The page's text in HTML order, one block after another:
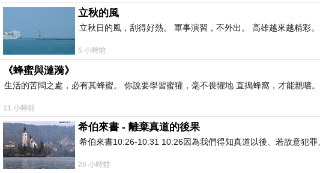
立秋的風
立秋日的風，刮得好熱。 軍事演習，不外出。 高雄越來越精彩
5 小時前
《蜂蜜與漣漪》
生活的苦悶之處，必有其蜂蜜。 你說要學習蜜獾，毫不畏懼地 直搗蜂窩，才能親嚐
11 小時前
希伯來書 - 離棄真道的後果
希伯來書10:26-10:31 10:26因為我們得知真道以後、若故意犯
20 小時前